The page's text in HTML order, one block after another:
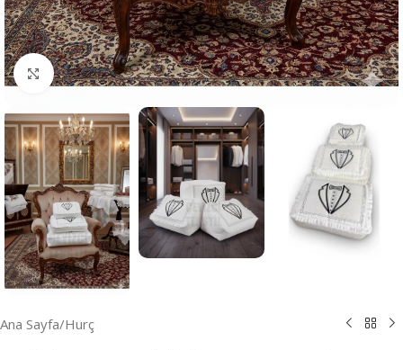
Resmi Büyüt
Ana Sayfa/Hurç